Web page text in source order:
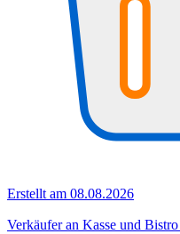
Erstellt am 08.08.2026
Verkäufer an Kasse und